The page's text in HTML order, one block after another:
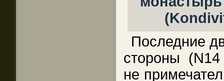
Последние
стороны
не